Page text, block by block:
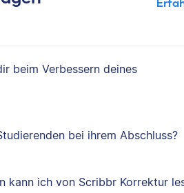
beim Verbessern deines
bei ihrem Abschluss?
kann ich von Scribbr Korrektur